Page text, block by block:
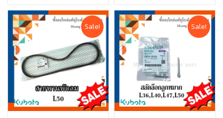
was:
฿45.00.
is:
฿45.00.
was:
฿360.00.
is:
฿360.00.
Sale! Sale!